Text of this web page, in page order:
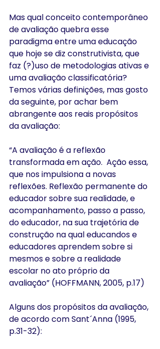
Mas qual conceito contemporâneo
de avaliação quebra esse
paradigma entre uma educação
que hoje se diz construtivista, que
faz (?)uso de metodologias ativas e
uma avaliação classificatória?
Temos várias definições, mas gosto
da seguinte, por achar bem
abrangente aos reais propósitos
da avaliação:
“A avaliação é a reflexão
transformada em ação.  Ação essa,
que nos impulsiona a novas
reflexões. Reflexão permanente do
educador sobre sua realidade, e
acompanhamento, passo a passo,
do educador, na sua trajetória de
construção na qual educandos e
educadores aprendem sobre si
mesmos e sobre a realidade
escolar no ato próprio da
avaliação” (HOFFMANN, 2005, p.17)
Alguns dos propósitos da avaliação,
de acordo com Sant´Anna (1995,
p.31-32):